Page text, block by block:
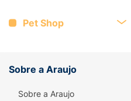
Pet Shop
Sobre a Araujo
Sobre a Araujo